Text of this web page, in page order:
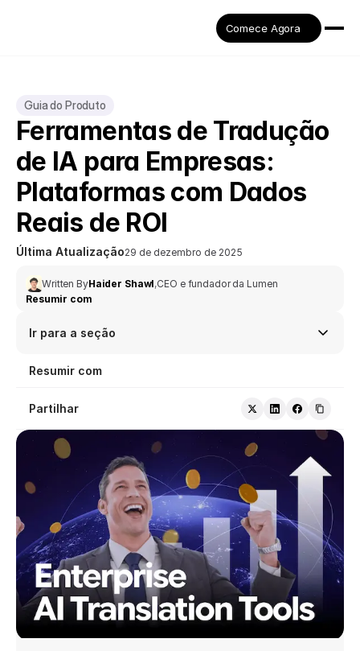
Comece Agora
Guia do Produto
Ferramentas de Tradução
de IA para Empresas:
Plataformas com Dados
Reais de ROI
Última Atualização29 de dezembro de 2025
Written ByHaider Shawl,CEO e fundador da Lumen
Resumir com
Ir para a seção
Resumir com
Partilhar